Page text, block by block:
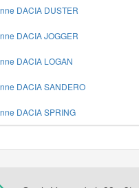
DACIA DUSTER
DACIA JOGGER
DACIA LOGAN
DACIA SANDERO
DACIA SPRING